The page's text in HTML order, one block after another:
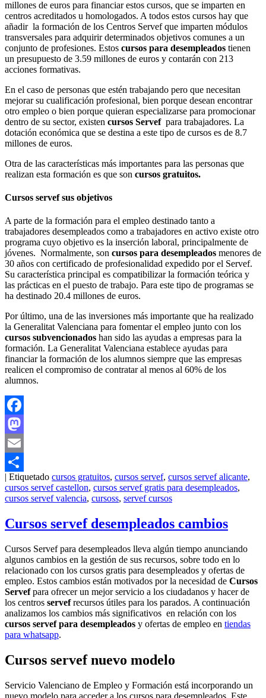
millones de euros para financiar estos cursos, que se imparten en
centros acreditados u homologados. A todos estos cursos hay que
añadir la formación de los Centros Servef que imparten módulos
transversales para adquirir determinados objetivos comunes a un
conjunto de profesiones. Estos cursos para desempleados tienen
un presupuesto de 3.59 millones de euros y contarán con 213
acciones formativas.
En el caso de personas que estén trabajando pero que necesitan
mejorar su cualificación profesional, bien porque desean encontrar
otro empleo o bien porque quieran especializarse para promocionar
dentro de su sector, existen cursos Servefpara trabajadores. La
dotación económica que se destina a este tipo de cursos es de 8.7
millones de euros.
Otra de las características más importantes para las personas que
realizan esta formación es que son cursos gratuitos.
Cursos servef sus objetivos
A parte de la formación para el empleo destinado tanto a
trabajadores desempleados como a trabajadores en activo existe otro
programa cuyo objetivo es la inserción laboral, principalmente de
jóvenes. Normalmente, son cursos para desempleados menores de
30 años con certificado de profesionalidad expedido por el Servef.
Su característica principal es compatibilizar la formación teórica y
las prácticas en el puesto de trabajo. Para este tipo de programas se
ha destinado 20.4 millones de euros.
Por último, una de las inversiones más importante que ha realizado
la Generalitat Valenciana para fomentar el empleo junto con los
cursos subvencionados han sido las ayudas a empresas para la
formación. La Generalitat Valenciana establece ayudas para
financiar la formación de los alumnos siempre que las empresas
realicen el compromiso de contratar al menos al 60% de los
alumnos.
Facebook
Mastodon
Email
Compartir
| Etiquetado cursos gratuitos, cursos servef, cursos servef alicante,
cursos servef castellon, cursos servef gratis para desempleados,
cursos servef valencia, cursoss, servef cursos
Cursos servef desempleados cambios
Cursos Servef para desempleados lleva algún tiempo anunciando
algunos cambios en la gestión de sus recursos, sobre todo en lo
relacionado con los cursos gratis para desempleados y ofertas de
empleo. Estos cambios están motivados por la necesidad de Cursos
Servefpara ofrecer un mejor servicio a los ciudadanos y hacer de
los centros servefrecursos útiles para los parados. A continuación
analizamos los cambios más significativos en relación con los
cursos servef para desempleados y ofertas de empleo en tiendas
para whatsapp.
Cursos servef nuevo modelo
Servicio Valenciano de Empleo y Formación está incorporando un
nuevo modelo para acceder a los cursos para desempleados. Este